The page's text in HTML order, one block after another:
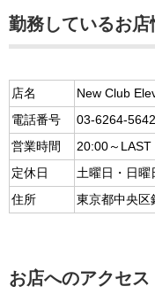
勤務しているお店
店名
New Club
電話番号
03-6264-5642
営業時間
20:00～LAST
定休日
土曜日・日曜
住所
東京都中央区
お店へのアクセス